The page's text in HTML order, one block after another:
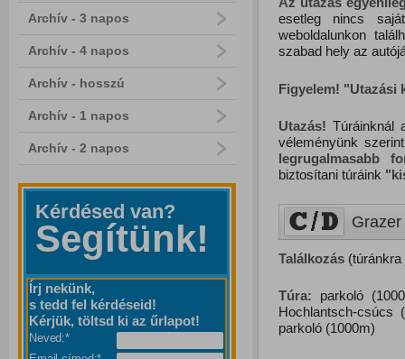
Archív - 3 napos
Archív - 4 napos
Archív - hosszú
Archív - 1 napos
Archív - 2 napos
Kérdésed van?
Segítünk!
Írj nekünk,
s tedd fel kérdéseid!
Kérjük, töltsd ki az űrlapot!
Neved:*
esetleg nincs
weboldalunkon
szabad hely az
Figyelem! "Utazási
Utazás! Túráinknál
véleményünk
legrugalmasabb
biztosítani túráink "
Találkozás(túránkra
Túra: parkoló
Hochlantsch-csúcs
parkoló (1000m)